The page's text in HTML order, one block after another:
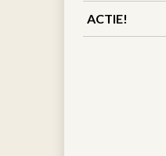
ACTIE!